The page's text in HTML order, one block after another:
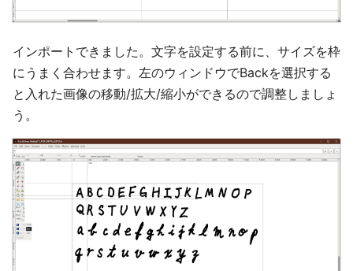
インポートできました。文字を設定する前に、サイズを枠
にうまく合わせます。左のウィンドウでBackを選択する
と入れた画像の移動/拡大/縮小ができるので調整しましょ
う。